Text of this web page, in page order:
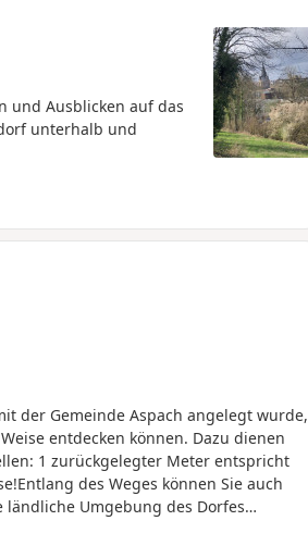
und Ausblicken auf das
unterhalb und
der Gemeinde Aspach angelegt wurde,
entdecken können. Dazu dienen
1 zurückgelegter Meter entspricht
des Weges können Sie auch
ländliche Umgebung des Dorfes